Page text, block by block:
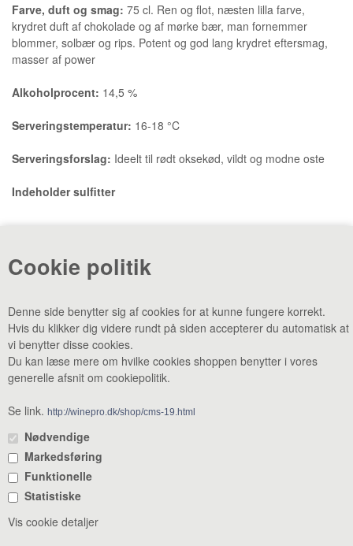
Cookie politik
Denne side benytter sig af cookies for at kunne fungere korrekt.
Hvis du klikker dig videre rundt på siden accepterer du automatisk at
vi benytter disse cookies.
Du kan læse mere om hvilke cookies shoppen benytter i vores
generelle afsnit om cookiepolitik.
Se link. http://winepro.dk/shop/cms-19.html
Nødvendige
Markedsføring
Funktionelle
Statistiske
Vis cookie detaljer
Farve, duft og smag: 75 cl. Ren og flot, næsten lilla farve,
krydret duft af chokolade og af mørke bær, man fornemmer
blommer, solbær og rips. Potent og god lang krydret eftersmag,
masser af power
Alkoholprocent: 14,5 %
Serveringstemperatur: 16-18 °C
Serveringsforslag: Ideelt til rødt oksekød, vildt og modne oste
Indeholder sulfitter
«-Tilbage Anbefal
CVR: 38969188 •Lager & smagebar: Danstrupvej 27 F 3480
+45 80 20 20 25•mail@winepro.dk
Åbningstider: Kontor & varelevering 8 - 16 • Smagebaren 14 - 16